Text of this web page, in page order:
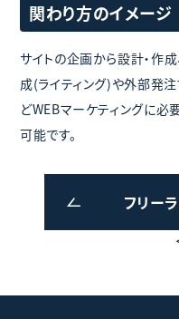
関わり方のイメージ
サイトの企画から設計・作
成(ライティング)や外部発
どWEBマーケティングに
可能です。
フリー